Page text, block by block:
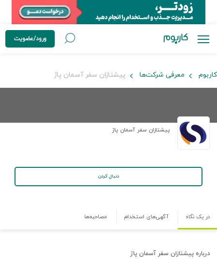
ورود/عضویت
کاربوم معرفی شرکت‌ها پیشتازان سفر آسمان پاژ
پیشتازان سفر آسمان پاژ
دنبال کردن
در یک نگاه آگهی‌های استخدام مصاحبه‌ها
درباره پیشتازان سفر آسمان پاژ